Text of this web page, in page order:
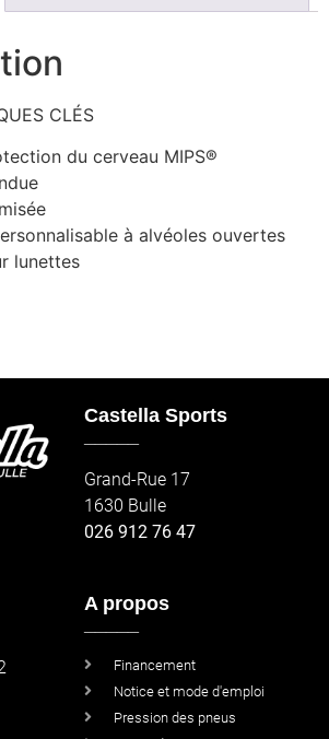
CLÉS
du cerveau MIPS®
à alvéoles ouvertes
lunettes
Castella Sports
Grand-Rue 17
1630 Bulle
026 912 76 47
A propos
Financement
Notice et mode d'emploi
Pression des pneus